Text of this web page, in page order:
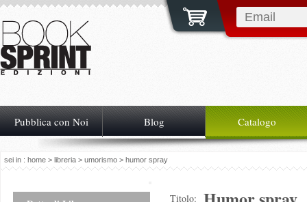
Pubblica con Noi Blog Catalogo
sei in : home > libreria > umorismo > humor spray
Titolo: